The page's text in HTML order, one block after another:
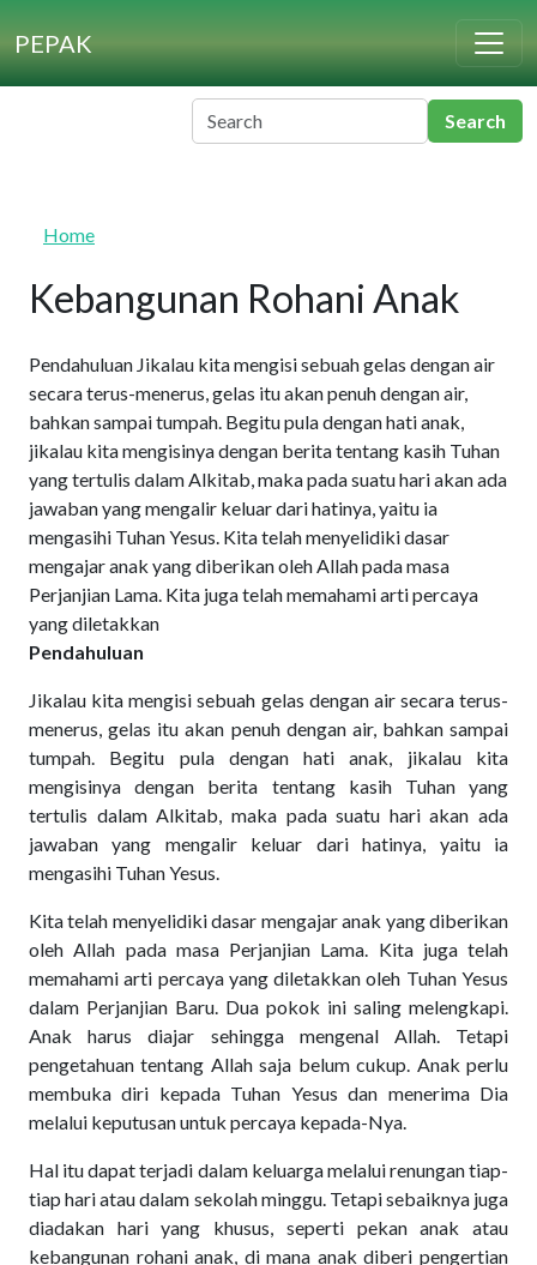
PEPAK
Home
Kebangunan Rohani Anak
Pendahuluan Jikalau kita mengisi sebuah gelas dengan air
secara terus-menerus, gelas itu akan penuh dengan air,
bahkan sampai tumpah. Begitu pula dengan hati anak,
jikalau kita mengisinya dengan berita tentang kasih Tuhan
yang tertulis dalam Alkitab, maka pada suatu hari akan ada
jawaban yang mengalir keluar dari hatinya, yaitu ia
mengasihi Tuhan Yesus. Kita telah menyelidiki dasar
mengajar anak yang diberikan oleh Allah pada masa
Perjanjian Lama. Kita juga telah memahami arti percaya
yang diletakkan
Pendahuluan
Jikalau kita mengisi sebuah gelas dengan air secara terus-
menerus, gelas itu akan penuh dengan air, bahkan sampai
tumpah. Begitu pula dengan hati anak, jikalau kita
mengisinya dengan berita tentang kasih Tuhan yang
tertulis dalam Alkitab, maka pada suatu hari akan ada
jawaban yang mengalir keluar dari hatinya, yaitu ia
mengasihi Tuhan Yesus.
Kita telah menyelidiki dasar mengajar anak yang diberikan
oleh Allah pada masa Perjanjian Lama. Kita juga telah
memahami arti percaya yang diletakkan oleh Tuhan Yesus
dalam Perjanjian Baru. Dua pokok ini saling melengkapi.
Anak harus diajar sehingga mengenal Allah. Tetapi
pengetahuan tentang Allah saja belum cukup. Anak perlu
membuka diri kepada Tuhan Yesus dan menerima Dia
melalui keputusan untuk percaya kepada-Nya.
Hal itu dapat terjadi dalam keluarga melalui renungan tiap-
tiap hari atau dalam sekolah minggu. Tetapi sebaiknya juga
diadakan hari yang khusus, seperti pekan anak atau
kebangunan rohani anak, di mana anak diberi pengertian